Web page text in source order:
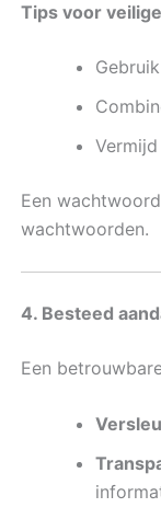
Tips voor
Een
wachtwoorden.
4. Besteed
Een